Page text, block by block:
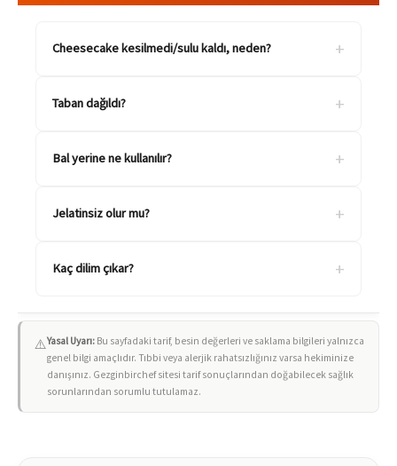
Cheesecake kesilmedi/sulu kaldı, neden? +
Taban dağıldı? +
Bal yerine ne kullanılır? +
Jelatinsiz olur mu? +
Kaç dilim çıkar? +
⚠️Yasal Uyarı: Bu sayfadaki tarif, besin değerleri ve saklama bilgileri yalnızca
genel bilgi amaçlıdır. Tıbbi veya alerjik rahatsızlığınız varsa hekiminize
danışınız. Gezginbirchef sitesi tarif sonuçlarından doğabilecek sağlık
sorunlarından sorumlu tutulamaz.